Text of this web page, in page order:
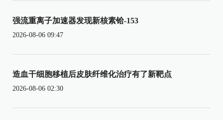
强流重离子加速器发现新核素铪-153
2026-08-06 09:47
造血干细胞移植后皮肤纤维化治疗有了新靶点
2026-08-06 02:30